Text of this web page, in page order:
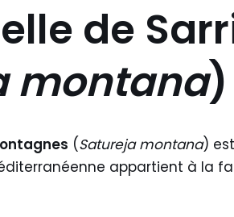
de
montana)
(Satureja montana)
appartient à la